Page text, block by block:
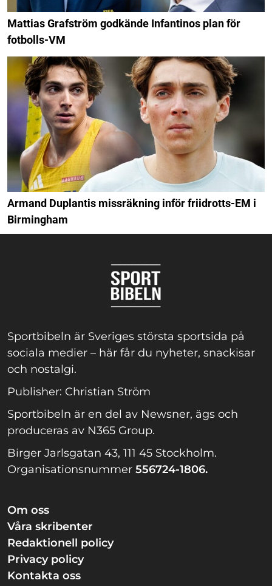
Mattias Grafström godkände Infantinos plan för
fotbolls-VM
Armand Duplantis missräkning inför friidrotts-EM i
Birmingham
Sportbibeln är Sveriges största sportsida på
sociala medier – här får du nyheter, snackisar
och nostalgi.
Publisher: Christian Ström
Sportbibeln är en del av Newsner, ägs och
produceras av N365 Group.
Birger Jarlsgatan 43, 111 45 Stockholm.
Organisationsnummer 556724-1806.
Om oss
Våra skribenter
Redaktionell policy
Privacy policy
Kontakta oss